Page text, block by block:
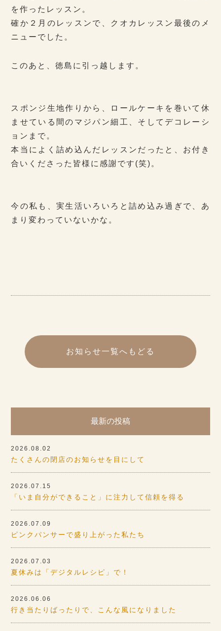
を作ったレッスン。
確か２月のレッスンで、クオカレッスン最後のメ
ニューでした。
このあと、徳島に引っ越します。
スポンジ生地作りから、ロールケーキを巻いて休
ませている間のマジパン細工、そしてデコレーシ
ョンまで。
本当によく詰め込んだレッスンだったと、お付き
合いくださった皆様に感謝です(笑)。
今の私も、実生活いろいろと詰め込み過ぎで、あ
まり変わっていないかな。
お知らせ一覧へもどる
最新の投稿
2026.08.02
たくさんの閉店のお知らせを目にして
2026.07.15
「いま自分ができること」に注力して信頼を得る
2026.07.09
ピンクパンサーで盛り上がった私たち
2026.07.03
夏休みは「デジタルレシピ」で！
2026.06.06
行き当たりばったりで、こんな風になりました